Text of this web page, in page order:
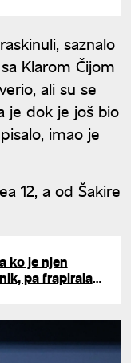
saznalo
Klarom Čijom
ali su se
je dok je još bio
imao je
12, a od Šakire
ko je njen
pa frapirala